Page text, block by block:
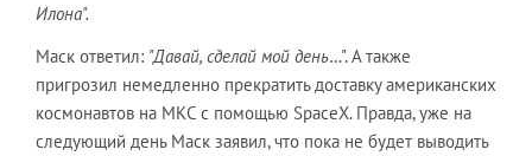
Илона".
Маск ответил: "Давай, сделай мой день…". А также
пригрозил немедленно прекратить доставку американских
космонавтов на МКС с помощью SpaceX. Правда, уже на
следующий день Маск заявил, что пока не будет выводить